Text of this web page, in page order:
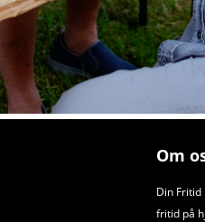
Om
Din
fritid på